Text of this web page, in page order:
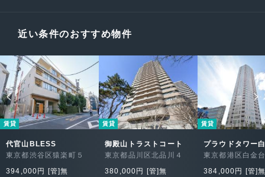
近い条件のおすすめ物件
賃貸
代官山BLESS
東京都渋谷区猿楽町５
394,000円 [管]無
賃貸
御殿山トラストコート
東京都品川区北品川４
380,000円 [管]無
賃貸
プラウドタワー
東京都港区白金
384,000円 [管]